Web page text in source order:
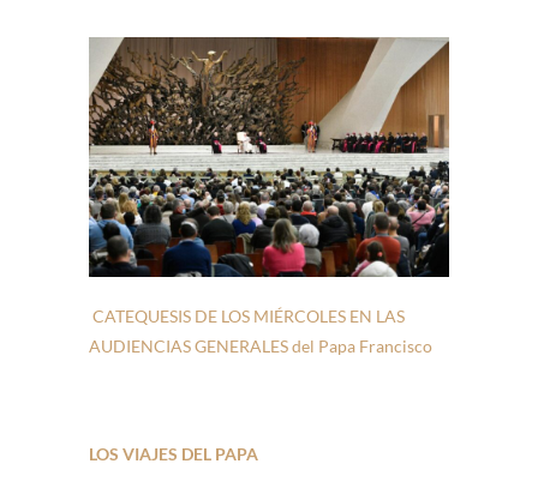
CATEQUESIS DE LOS MIÉRCOLES EN LAS
AUDIENCIAS GENERALES del Papa Francisco
LOS VIAJES DEL PAPA